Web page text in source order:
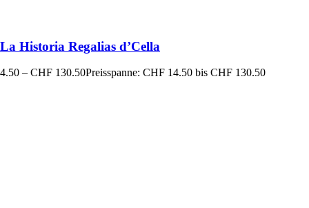
Historia Regalias d’Cella
– CHF 130.50Preisspanne: CHF 14.50 bis CHF 130.50